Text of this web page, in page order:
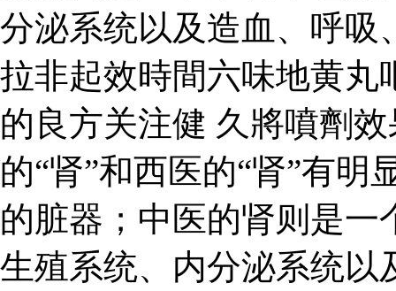
分泌系统以及造血、呼吸
拉非起效時間六味地黄丸
的良方关注健 久將噴劑
的“肾”和西医的“肾”有
的脏器；中医的肾则是
生殖系统、内分泌系统以